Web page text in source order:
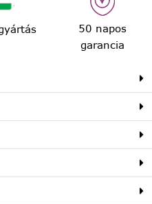
50 napos
garancia